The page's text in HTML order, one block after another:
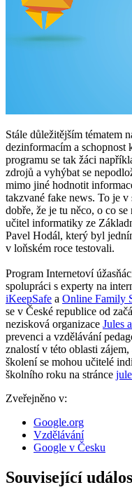
Stále důležitějším tématem
dezinformacím a
programu se tak žáci
zdrojů a vyhýbat se
mimo jiné hodnotit
takzvané fake news. To je
dobře, že je tu něco, o co
učitel informatiky ze
Pavel Hodál, který byl
v loňském roce testovali.
Program Internetoví
spolupráci s experty na
iKeepSafe a Online Family
se v České republice od
nezisková organizace Jules
prevenci a vzdělávání
znalostí v této oblasti
školení se mohou učitelé
školního roku na stránce
Zveřejněno v:
Google.org
Vzdělávání
Google v Česku
Související